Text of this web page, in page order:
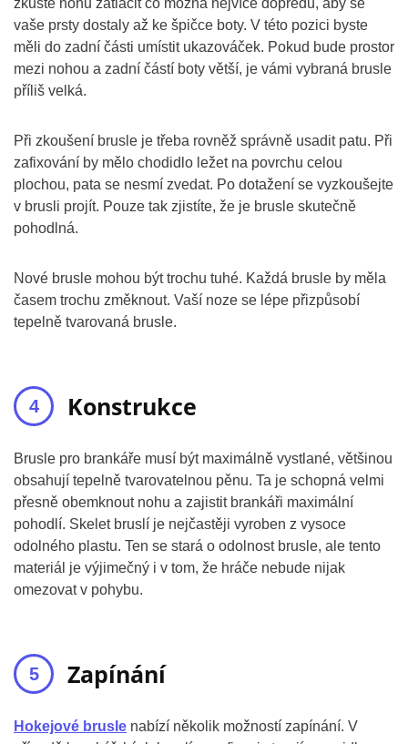
zkuste nohu zatlačit co možná nejvíce dopředu, aby se
vaše prsty dostaly až ke špičce boty. V této pozici byste
měli do zadní části umístit ukazováček. Pokud bude prostor
mezi nohou a zadní částí boty větší, je vámi vybraná brusle
příliš velká.
Při zkoušení brusle je třeba rovněž správně usadit patu. Při
zafixování by mělo chodidlo ležet na povrchu celou
plochou, pata se nesmí zvedat. Po dotažení se vyzkoušejte
v brusli projít. Pouze tak zjistíte, že je brusle skutečně
pohodlná.
Nové brusle mohou být trochu tuhé. Každá brusle by měla
časem trochu změknout. Vaší noze se lépe přizpůsobí
tepelně tvarovaná brusle.
Konstrukce
Brusle pro brankáře musí být maximálně vystlané, většinou
obsahují tepelně tvarovatelnou pěnu. Ta je schopná velmi
přesně obemknout nohu a zajistit brankáři maximální
pohodlí. Skelet bruslí je nejčastěji vyroben z vysoce
odolného plastu. Ten se stará o odolnost brusle, ale tento
materiál je výjimečný i v tom, že hráče nebude nijak
omezovat v pohybu.
Zapínání
Hokejové brusle nabízí několik možností zapínání. V